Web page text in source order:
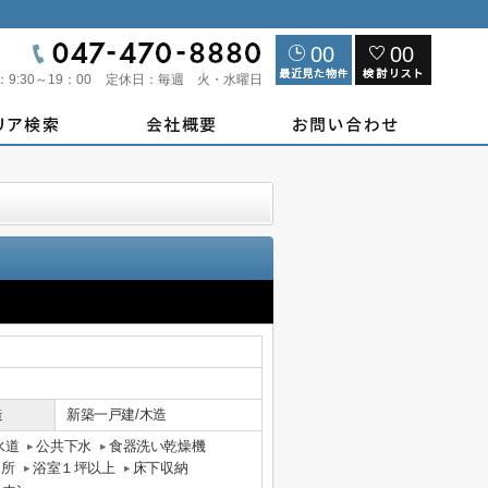
9:30～19：00 定休日： 毎週 火・水曜日
00 00
新築一戸建/木造
道
公共下水
食器洗い乾燥機
浴室１坪以上
床下収納